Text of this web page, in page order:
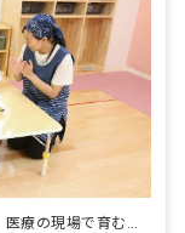
子どもの「ワクワク」に寄り添う。医療の現場で育む未来の力